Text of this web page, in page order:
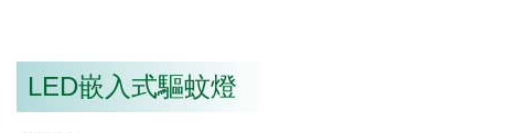
LED嵌入式驅蚊燈